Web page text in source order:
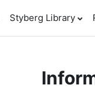
Styberg Library